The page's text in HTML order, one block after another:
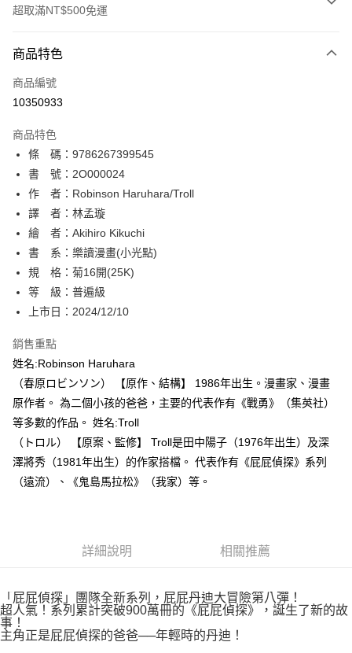
超取滿NT$500免運
信用卡一次付款
超商取貨付款
相關說明
【關於「AFTEE先享後付」】
AFTEE先享後付是「在收到商品之後才付款」的支付方式。 讓您購物簡單
便利好安心！
１．簡單：不需註冊會員、不需綁卡、不需儲值。
２．便利：只要手機號碼，簡訊認證，即可結帳。
３．安心：先確認商品／服務後，再付款。
【「AFTEE先享後付」結帳流程】
１．於結帳方式選擇「AFTEE先享後付」後，將跳轉至「AFTEE先享後付」
結帳頁面，進行簡訊認證並確認金額後，即可完成結帳。
２．訂單成立數日內，您將收到繳費通知簡訊。
３．收到繳費通知簡訊後14天內，點擊此簡訊中的連結，可透過四大超商／
※ 請注意：結帳手續完成當下不需立刻繳費，但若您需要取消訂單，請聯絡
購買商品的店家。未經商家同意取消之訂單仍視為有效，需透過AFTEE先享
後付繳納相關費用。
※ 交易是否成功請以「AFTEE先享後付 」之結帳頁面顯示為準，若有關於
是否繳費成功／繳費後需取消欲退款等相關疑問，請聯繫「AFTEE先享後付
【注意事項】
１．透過由恩沛科技股份有限公司提供之「AFTEE先享後付」服務完成之交
易，需依本服務之必要範圍內提供個人資料，並將交易相關給付款項請求債
權轉讓予恩沛科技股份有限公司。
請求用戶進行身份認證。
５．嚴禁一人註冊多個帳號或使用他人資訊註冊。若發現惡意使用之情形，
恩沛科技股份有限公司將有權停止該用戶之使用額度並採取法律行動。
ATM付款
運送方式
全家取貨付款
每筆NT$80，滿NT$500(含以上)免運費
付款後全家取貨
每筆NT$80，滿NT$500(含以上)免運費
每筆NT$80，滿NT$500(含以上)免運費
付款後萊爾富取貨
每筆NT$80，滿NT$500(含以上)免運費
7-11取貨付款
每筆NT$80，滿NT$500(含以上)免運費
付款後7-11取貨
每筆NT$100，滿NT$800(含以上)免運費
商品特色
商品編號
10350933
商品特色
條 碼：9786267399545
書 號：2O000024
作 者：Robinson Haruhara/Troll
譯 者：林孟璇
繪 者：Akihiro Kikuchi
書 系：樂讀漫畫(小光點)
規 格：菊16開(25K)
等 級：普遍級
上市日：2024/12/10
銷售重點
姓名:Robinson Haruhara
（春原ロビンソン） 【原作、結構】 1986年出生。漫畫家、漫畫
原作者。 為二個小孩的爸爸，主要的代表作有《戰勇》（集英社）
等多數的作品。 姓名:Troll
（トロル） 【原案、監修】 Troll是田中陽子（1976年出生）及深
澤將秀（1981年出生）的作家搭檔。 代表作有《屁屁偵探》系列
（遠流）、《鬼島馬拉松》（我家）等。
詳細說明 相關推薦
「屁屁偵探」團隊全新系列，屁屁丹迪大冒險第八彈！
超人氣！系列累計突破900萬冊的《屁屁偵探》，誕生了新的故
事！
主角正是屁屁偵探的爸爸──年輕時的丹迪！